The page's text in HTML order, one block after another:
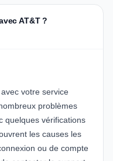
AT&T ?
votre service
problèmes
quelques vérifications
les causes les
ou de compte